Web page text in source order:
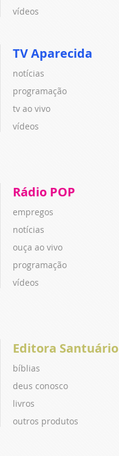
vídeos
TV Aparecida
notícias
programação
tv ao vivo
vídeos
Rádio POP
empregos
notícias
ouça ao vivo
programação
vídeos
Editora Santuário
bíblias
deus conosco
livros
outros produtos